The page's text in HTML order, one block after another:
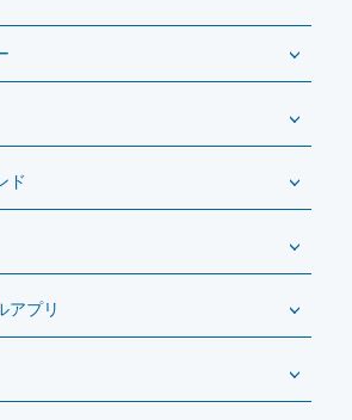
ット TW2A-NF9LTA
ト TW2A-N9LTA
ト TW2A-N9LT
ト TW2A-E9LT
ト TA2C-NF8
TA2C-NF8BL
イゼンコール」
修理パック
代行サービス
管理運用パック
ド
ーソニック）
ップス）
レット端末
ネージ・プロジェクター
アプリ